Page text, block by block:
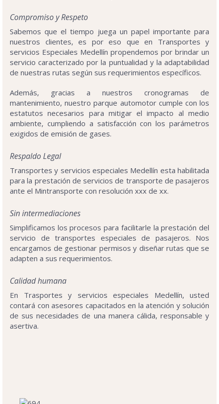
Compromiso y Respeto
Sabemos que el tiempo juega un papel importante para
nuestros clientes, es por eso que en Transportes y
servicios Especiales Medellín propendemos por brindar un
servicio caracterizado por la puntualidad y la adaptabilidad
de nuestras rutas según sus requerimientos específicos.
Además, gracias a nuestros cronogramas de
mantenimiento, nuestro parque automotor cumple con los
estatutos necesarios para mitigar el impacto al medio
ambiente, cumpliendo a satisfacción con los parámetros
exigidos de emisión de gases.
Respaldo Legal
Transportes y servicios especiales Medellín esta habilitada
para la prestación de servicios de transporte de pasajeros
ante el Mintransporte con resolución xxx de xx.
Sin intermediaciones
Simplificamos los procesos para facilitarle la prestación del
servicio de transportes especiales de pasajeros. Nos
encargamos de gestionar permisos y diseñar rutas que se
adapten a sus requerimientos.
Calidad humana
En Trasportes y servicios especiales Medellín, usted
contará con asesores capacitados en la atención y solución
de sus necesidades de una manera cálida, responsable y
asertiva.